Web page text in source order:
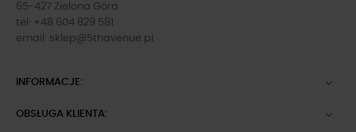
65-427 Zielona Góra
tel: +48 604 829 581
email: sklep@5thavenue.pl
INFORMACJE: 
OBSŁUGA KLIENTA: 